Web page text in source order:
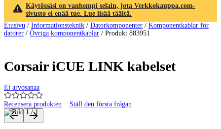
Käytössäsi on vanhempi selain, jota Verkkokauppa.com-
sivusto ei enää tue. Lue lisää täältä.
Etusivu / Informationsteknik / Datorkomponenter / Komponentkablar för
datorer / Övriga komponentkablar / Produkt 883951
Corsair iCUE LINK kabelset
Ei arvosanaa
Recensera produkten Ställ den första frågan
Produktbilder och videor